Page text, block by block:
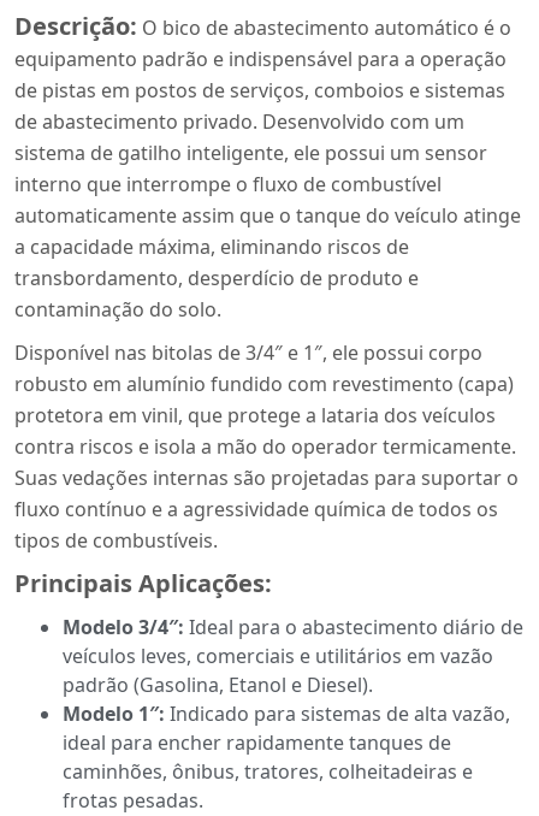
Descrição: O bico de abastecimento automático é o
equipamento padrão e indispensável para a operação
de pistas em postos de serviços, comboios e sistemas
de abastecimento privado. Desenvolvido com um
sistema de gatilho inteligente, ele possui um sensor
interno que interrompe o fluxo de combustível
automaticamente assim que o tanque do veículo atinge
a capacidade máxima, eliminando riscos de
transbordamento, desperdício de produto e
contaminação do solo.
Disponível nas bitolas de 3/4″ e 1″, ele possui corpo
robusto em alumínio fundido com revestimento (capa)
protetora em vinil, que protege a lataria dos veículos
contra riscos e isola a mão do operador termicamente.
Suas vedações internas são projetadas para suportar o
fluxo contínuo e a agressividade química de todos os
tipos de combustíveis.
Principais Aplicações:
Modelo 3/4″: Ideal para o abastecimento diário de
veículos leves, comerciais e utilitários em vazão
padrão (Gasolina, Etanol e Diesel).
Modelo 1″: Indicado para sistemas de alta vazão,
ideal para encher rapidamente tanques de
caminhões, ônibus, tratores, colheitadeiras e
frotas pesadas.